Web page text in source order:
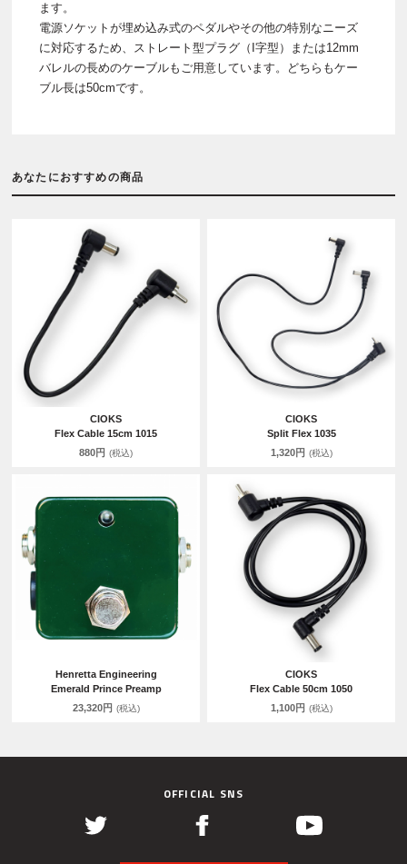
ます。
電源ソケットが埋め込み式のペダルやその他の特別なニーズ
に対応するため、ストレート型プラグ（I字型）または12mm
バレルの長めのケーブルもご用意しています。どちらもケー
ブル長は50cmです。
あなたにおすすめの商品
CIOKS
Flex Cable 15cm 1015
880円 (税込)
CIOKS
Split Flex 1035
1,320円 (税込)
Henretta Engineering
Emerald Prince Preamp
23,320円 (税込)
CIOKS
Flex Cable 50cm 1050
1,100円 (税込)
OFFICIAL SNS